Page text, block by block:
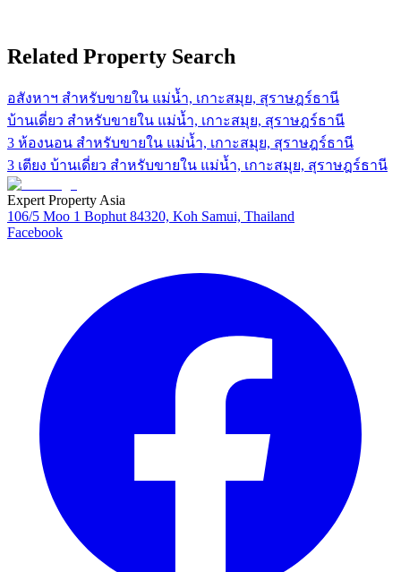
Related Property Search
อสังหาฯ สำหรับขายใน แม่น้ำ, เกาะสมุย, สุราษฎร์ธานี
บ้านเดี่ยว สำหรับขายใน แม่น้ำ, เกาะสมุย, สุราษฎร์ธานี
3 ห้องนอน สำหรับขายใน แม่น้ำ, เกาะสมุย, สุราษฎร์ธานี
3 เตียง บ้านเดี่ยว สำหรับขายใน แม่น้ำ, เกาะสมุย, สุราษฎร์ธานี
Expert Property Asia
106/5 Moo 1 Bophut 84320, Koh Samui, Thailand
Facebook